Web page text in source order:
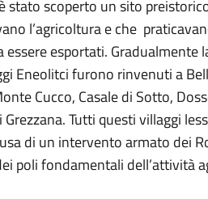
stato scoperto un sito
l’agricoltura e che
esportati. Gradualmente
Eneolitci furono rinvenuti a
Cucco, Casale di Sotto,
Tutti questi villaggi
di un intervento armato dei
poli fondamentali dell’attività